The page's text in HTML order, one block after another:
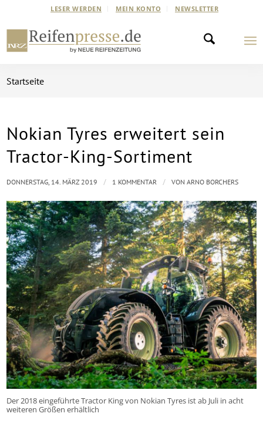
LESER WERDEN MEIN KONTO NEWSLETTER
Startseite
Nokian Tyres erweitert sein
Tractor-King-Sortiment
Der 2018 eingeführte Tractor King von Nokian Tyres ist ab Juli in acht
weiteren Größen erhältlich
DONNERSTAG, 14. MÄRZ 2019 / 1 KOMMENTAR / VONARNO BORCHERS
sagt: